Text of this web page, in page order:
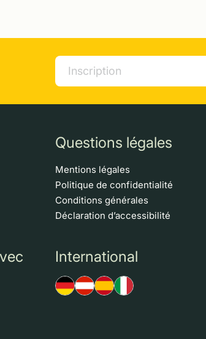
Questions légales
Mentions légales
Politique de confidentialité
Conditions générales
Déclaration d’accessibilité
International